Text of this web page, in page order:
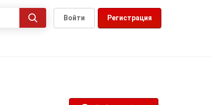
Регистрация
Войти